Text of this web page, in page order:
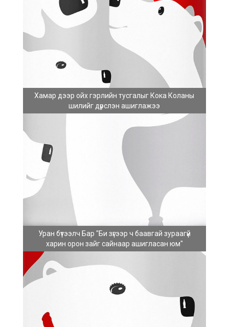
Хамар дээр ойх гэрлийн тусгалыг Кока Коланы
шилийг дүрслэн ашиглажээ
Уран бүтээлч Бар "Би зүгээр ч баавгай зураагүй
харин орон зайг сайнаар ашигласан юм"